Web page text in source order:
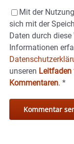
Mit der
sich mit der
Daten durch
Informationen
unseren Leitfaden
Kommentaren. *